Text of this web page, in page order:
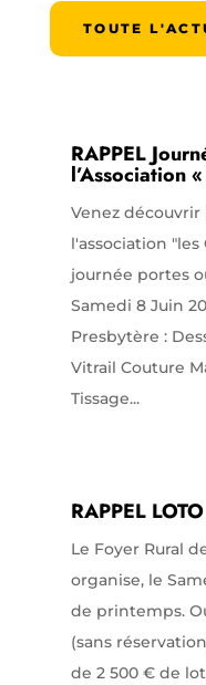
TOUTE
RAPPEL
l’Association
Venez
l'association "les
journée portes
Samedi 8 Juin
Presbytère :
Vitrail Couture
Tissage...
RAPPEL
Le Foyer Rural
organise, le
de printemps.
(sans
de 2 500 € de